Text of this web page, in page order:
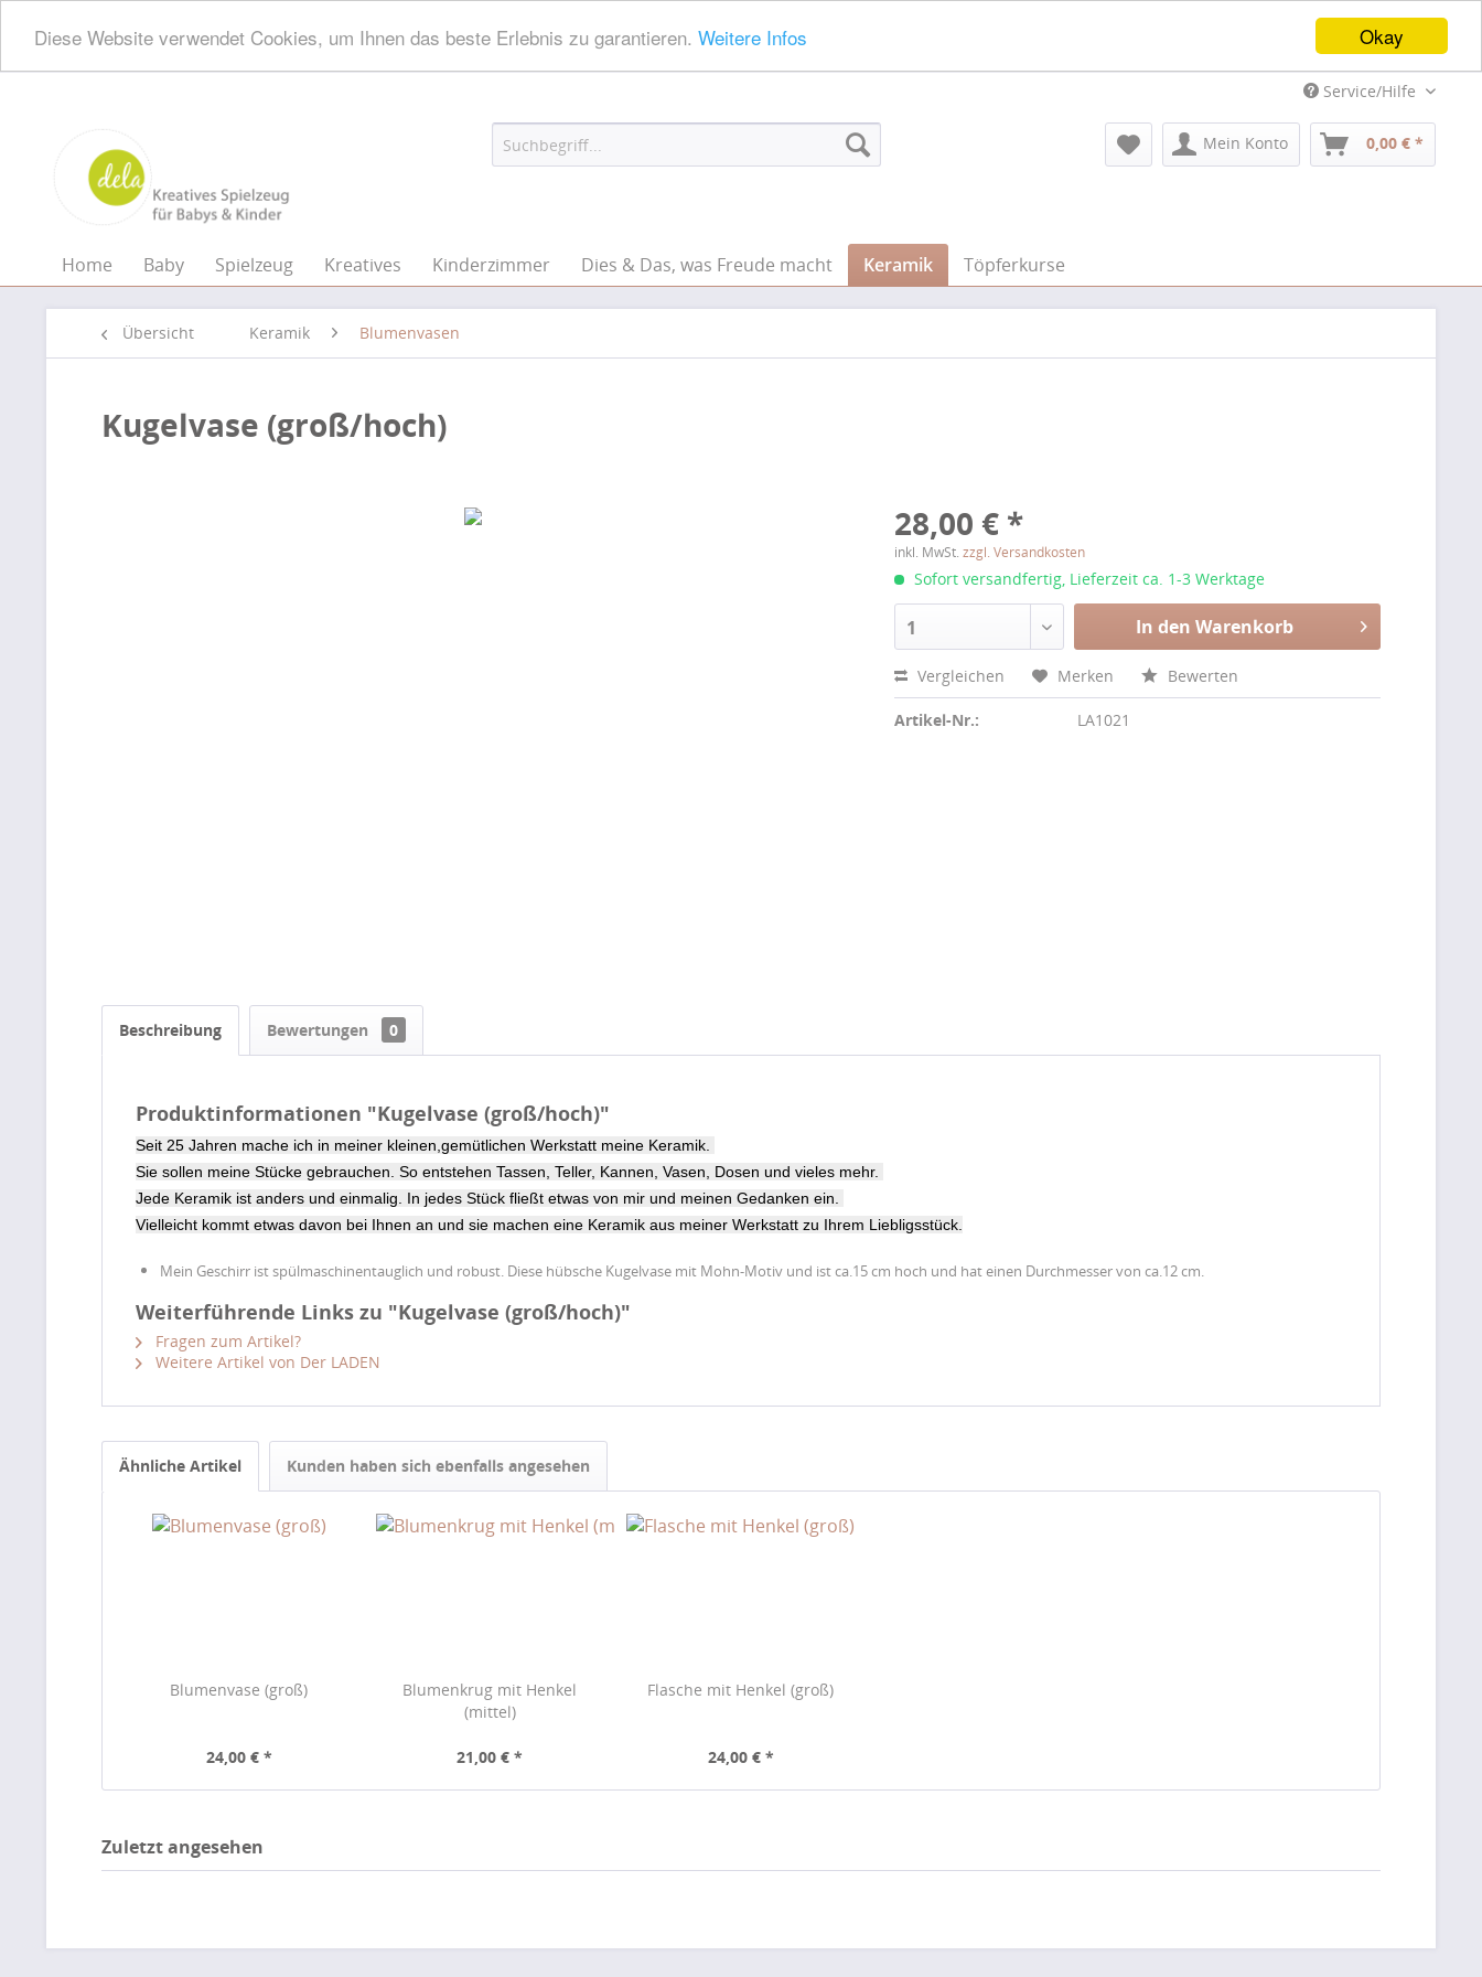
Okay
Diese Website verwendet Cookies, um Ihnen das beste Erlebnis zu garantieren. Weitere Infos
Service/Hilfe
Mein Konto 0,00 € *
Home Baby Spielzeug Kreatives Kinderzimmer Dies & Das, was Freude macht Keramik Töpferkurse
Übersicht Keramik Blumenvasen
Kugelvase (groß/hoch)
28,00 € *
inkl. MwSt.zzgl. Versandkosten
Sofort versandfertig, Lieferzeit ca. 1-3 Werktage
1 In den Warenkorb
Vergleichen Merken Bewerten
Artikel-Nr.: LA1021
Beschreibung Bewertungen 0
Produktinformationen "Kugelvase (groß/hoch)"
Seit 25 Jahren mache ich in meiner kleinen,gemütlichen Werkstatt meine Keramik.
Sie sollen meine Stücke gebrauchen. So entstehen Tassen, Teller, Kannen, Vasen, Dosen und vieles mehr.
Jede Keramik ist anders und einmalig. In jedes Stück fließt etwas von mir und meinen Gedanken ein.
Vielleicht kommt etwas davon bei Ihnen an und sie machen eine Keramik aus meiner Werkstatt zu Ihrem Liebligsstück.
Mein Geschirr ist spülmaschinentauglich und robust. Diese hübsche Kugelvase mit Mohn-Motiv und ist ca.15 cm hoch und hat einen Durchmesser von ca.12 cm.
Weiterführende Links zu "Kugelvase (groß/hoch)"
Fragen zum Artikel?
Weitere Artikel von Der LADEN
Ähnliche Artikel Kunden haben sich ebenfalls angesehen
Blumenvase (groß)
24,00 € *
Blumenkrug mit Henkel
(mittel)
21,00 € *
Flasche mit Henkel (groß)
24,00 € *
Zuletzt angesehen